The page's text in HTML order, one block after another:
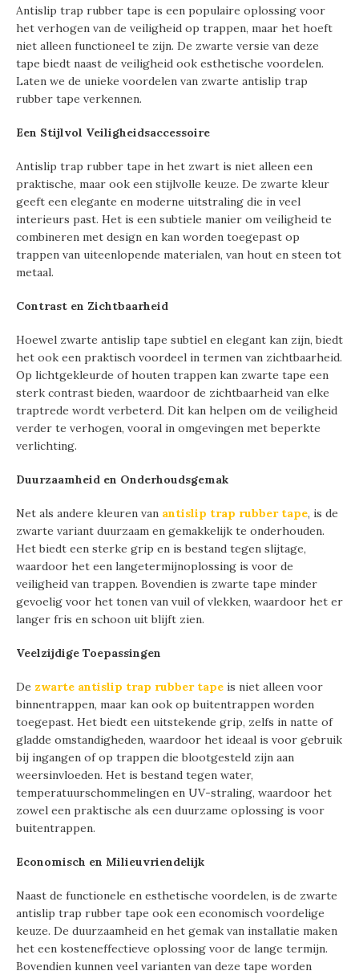
Antislip trap rubber tape is een populaire oplossing voor
het verhogen van de veiligheid op trappen, maar het hoeft
niet alleen functioneel te zijn. De zwarte versie van deze
tape biedt naast de veiligheid ook esthetische voordelen.
Laten we de unieke voordelen van zwarte antislip trap
rubber tape verkennen.
Een Stijlvol Veiligheidsaccessoire
Antislip trap rubber tape in het zwart is niet alleen een
praktische, maar ook een stijlvolle keuze. De zwarte kleur
geeft een elegante en moderne uitstraling die in veel
interieurs past. Het is een subtiele manier om veiligheid te
combineren met design en kan worden toegepast op
trappen van uiteenlopende materialen, van hout en steen tot
metaal.
Contrast en Zichtbaarheid
Hoewel zwarte antislip tape subtiel en elegant kan zijn, biedt
het ook een praktisch voordeel in termen van zichtbaarheid.
Op lichtgekleurde of houten trappen kan zwarte tape een
sterk contrast bieden, waardoor de zichtbaarheid van elke
traptrede wordt verbeterd. Dit kan helpen om de veiligheid
verder te verhogen, vooral in omgevingen met beperkte
verlichting.
Duurzaamheid en Onderhoudsgemak
Net als andere kleuren van antislip trap rubber tape, is de
zwarte variant duurzaam en gemakkelijk te onderhouden.
Het biedt een sterke grip en is bestand tegen slijtage,
waardoor het een langetermijnoplossing is voor de
veiligheid van trappen. Bovendien is zwarte tape minder
gevoelig voor het tonen van vuil of vlekken, waardoor het er
langer fris en schoon uit blijft zien.
Veelzijdige Toepassingen
De zwarte antislip trap rubber tape is niet alleen voor
binnentrappen, maar kan ook op buitentrappen worden
toegepast. Het biedt een uitstekende grip, zelfs in natte of
gladde omstandigheden, waardoor het ideaal is voor gebruik
bij ingangen of op trappen die blootgesteld zijn aan
weersinvloeden. Het is bestand tegen water,
temperatuurschommelingen en UV-straling, waardoor het
zowel een praktische als een duurzame oplossing is voor
buitentrappen.
Economisch en Milieuvriendelijk
Naast de functionele en esthetische voordelen, is de zwarte
antislip trap rubber tape ook een economisch voordelige
keuze. De duurzaamheid en het gemak van installatie maken
het een kosteneffectieve oplossing voor de lange termijn.
Bovendien kunnen veel varianten van deze tape worden